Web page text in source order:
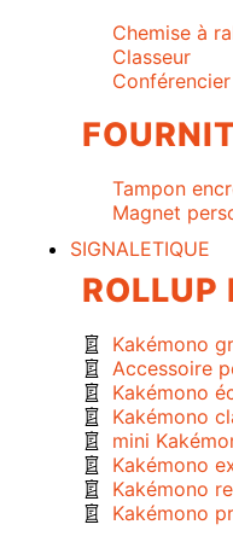
Chemise à
Classeur
Conférencier
Tampon
Magnet
SIGNALETIQUE
ROLLUP
Kakémono
Accessoire
Kakémono
Kakémono
mini
Kakémono
Kakémono
Kakémono